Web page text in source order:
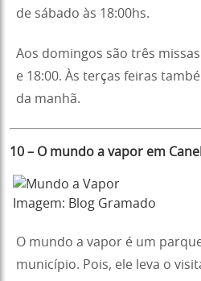
de sábado às 18:00hs.
Aos domingos são três
e 18:00. Às terças feiras
da manhã.
10 – O mundo a vapor em
Imagem: Blog Gramado
O mundo a vapor é um
município. Pois, ele leva o